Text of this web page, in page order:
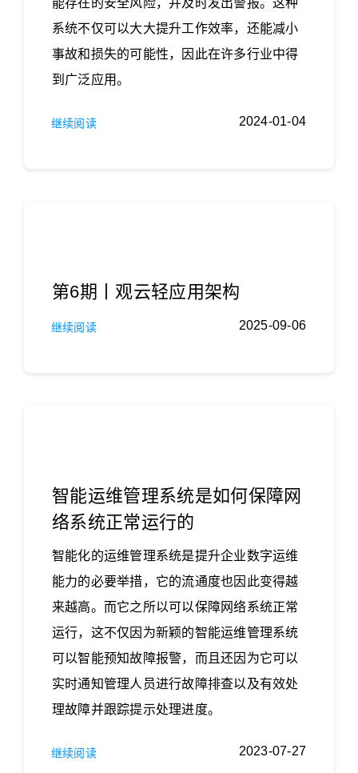
系统不仅可以大大提升工作效率，还能减小
事故和损失的可能性，因此在许多行业中得
到广泛应用。
2024-01-04
继续阅读
第6期丨观云轻应用架构
2025-09-06
继续阅读
智能运维管理系统是如何保障网
络系统正常运行的
智能化的运维管理系统是提升企业数字运维
能力的必要举措，它的流通度也因此变得越
来越高。而它之所以可以保障网络系统正常
运行，这不仅因为新颖的智能运维管理系统
可以智能预知故障报警，而且还因为它可以
实时通知管理人员进行故障排查以及有效处
理故障并跟踪提示处理进度。
2023-07-27
继续阅读